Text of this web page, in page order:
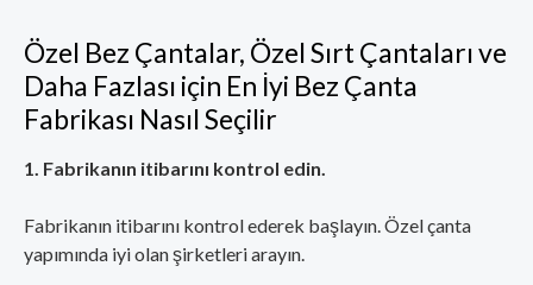
Özel Bez Çantalar, Özel Sırt Çantaları ve
Daha Fazlası için En İyi Bez Çanta
Fabrikası Nasıl Seçilir
1. Fabrikanın itibarını kontrol edin.
Fabrikanın itibarını kontrol ederek başlayın. Özel çanta
yapımında iyi olan şirketleri arayın.